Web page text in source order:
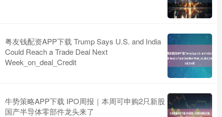
粤友钱配资APP下载 Trump Says U.S. and India
Could Reach a Trade Deal Next
Week_on_deal_Credit
牛势策略APP下载 IPO周报｜本周可申购2只新股
国产半导体零部件龙头来了